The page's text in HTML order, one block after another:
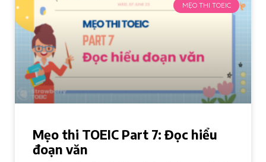
MẸO THI TOEIC
Mẹo thi TOEIC Part 7: Đọc hiểu
đoạn văn